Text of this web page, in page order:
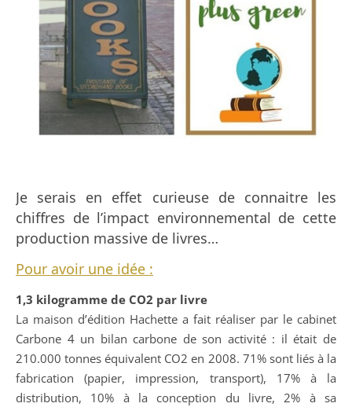
Je serais en effet curieuse de connaitre les
chiffres de l’impact environnemental de cette
production massive de livres…
Pour avoir une idée :
1,3 kilogramme de CO2 par livre
La maison d’édition Hachette a fait réaliser par le cabinet
Carbone 4 un bilan carbone de son activité : il était de
210.000 tonnes équivalent CO2 en 2008. 71% sont liés à la
fabrication (papier, impression, transport), 17% à la
distribution, 10% à la conception du livre, 2% à sa